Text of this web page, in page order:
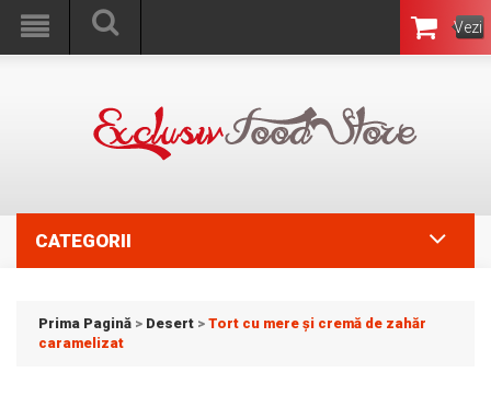
Vezi
Coşul
CATEGORII
Prima Pagină > Desert > Tort cu mere și cremă de zahăr
caramelizat